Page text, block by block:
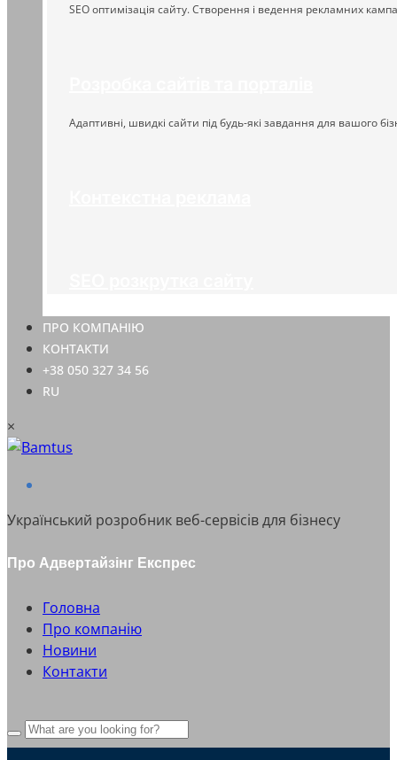
SEO оптимізація сайту. Створення і ведення рекламних
Адаптивні, швидкі сайти під будь-які завдання для вашого
ПРО КОМПАНІЮ
КОНТАКТИ
+38 050 327 34 56
RU
×
Український розробник веб-сервісів для бізнесу
Про Адвертайзінг Експрес
Головна
Про компанію
Новини
Контакти